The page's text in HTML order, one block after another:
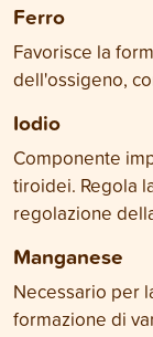
Ferro
Favorisce la
dell'ossigeno,
Iodio
Componente
tiroidei. Regola
regolazione
Manganese
Necessario per
formazione di